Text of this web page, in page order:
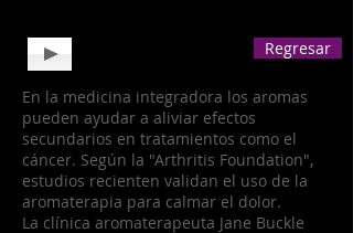
Regresar
En la medicina integradora los aromas
pueden ayudar a aliviar efectos
secundarios en tratamientos como el
cáncer. Según la "Arthritis Foundation",
estudios recienten validan el uso de la
aromaterapia para calmar el dolor.
La clínica aromaterapeuta Jane Buckle